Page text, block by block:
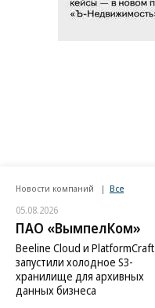
Новости компаний Все
05.08.2026
ПАО «ВымпелКом»
Beeline Cloud и PlatformCraft
запустили холодное S3-
хранилище для архивных
данных бизнеса